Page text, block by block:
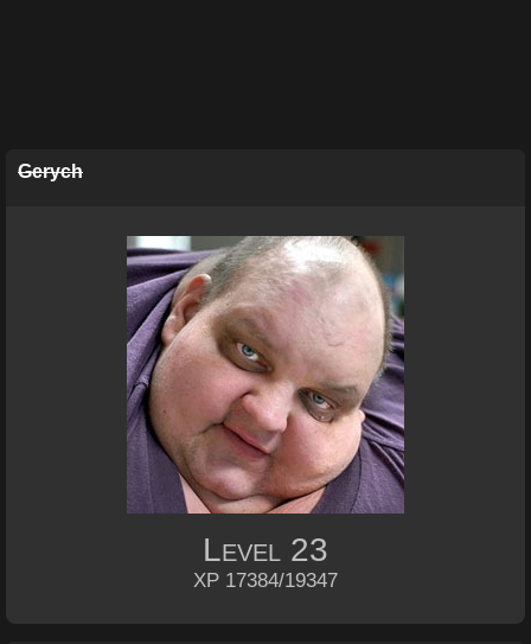
Gerych
Level 23
XP 17384/19347